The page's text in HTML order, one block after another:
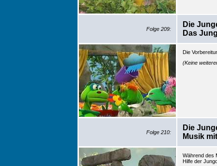
Folge 209:
Die
Das
Die
(Keine
Folge 210:
Die
Musik
Während des
Hilfe der